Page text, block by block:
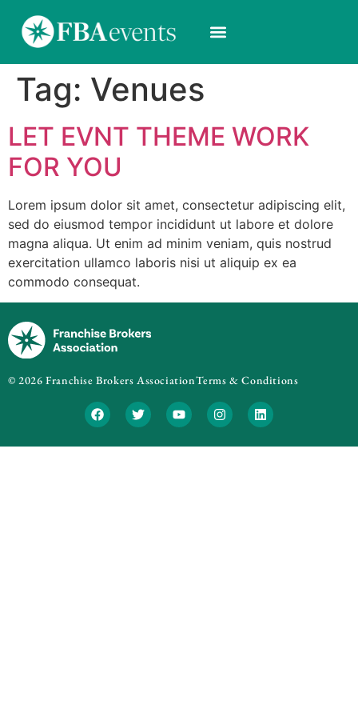
Tag: Venues
LET EVNT THEME WORK
FOR YOU
Lorem ipsum dolor sit amet, consectetur adipiscing elit,
sed do eiusmod tempor incididunt ut labore et dolore
magna aliqua. Ut enim ad minim veniam, quis nostrud
exercitation ullamco laboris nisi ut aliquip ex ea
commodo consequat.
© 2026 Franchise Brokers AssociationTerms & Conditions